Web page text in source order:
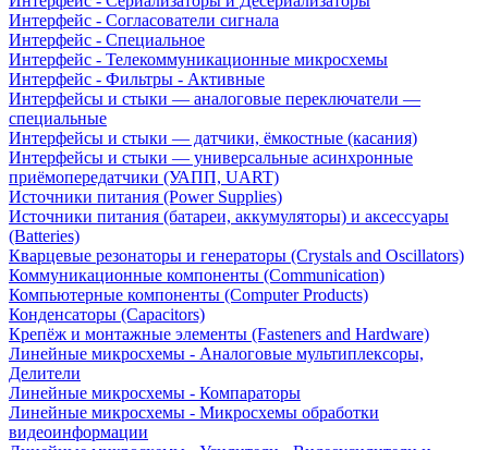
Интерфейс - Согласователи сигнала
Интерфейс - Специальное
Интерфейс - Телекоммуникационные микросхемы
Интерфейс - Фильтры - Активные
Интерфейсы и стыки — аналоговые переключатели —
специальные
Интерфейсы и стыки — датчики, ёмкостные (касания)
Интерфейсы и стыки — универсальные асинхронные
приёмопередатчики (УАПП, UART)
Источники питания (Power Supplies)
Источники питания (батареи, аккумуляторы) и аксессуары
(Batteries)
Кварцевые резонаторы и генераторы (Crystals and Oscillators)
Коммуникационные компоненты (Communication)
Компьютерные компоненты (Computer Products)
Конденсаторы (Capacitors)
Крепёж и монтажные элементы (Fasteners and Hardware)
Линейные микросхемы - Аналоговые мультиплексоры,
Делители
Линейные микросхемы - Компараторы
Линейные микросхемы - Микросхемы обработки
видеоинформации